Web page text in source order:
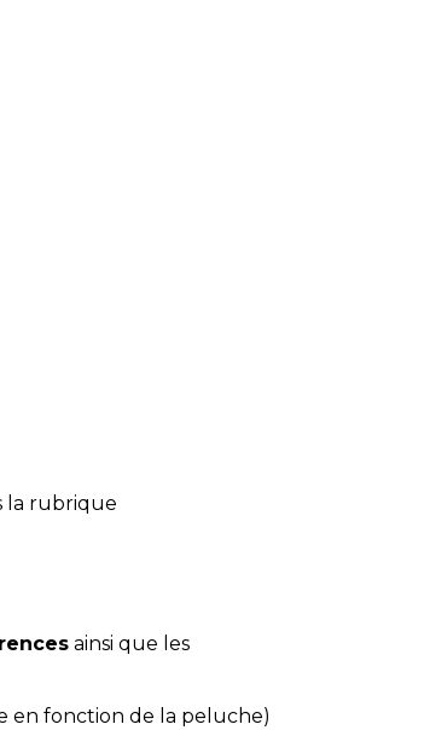
la rubrique
ainsi que les
en fonction de la peluche)